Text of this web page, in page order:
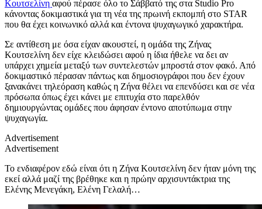
Κουτσελίνη αφού πέρασε όλο το Σάββατό της στα Studio Pro
κάνοντας δοκιμαστικά για τη νέα της πρωινή εκπομπή στο STAR
που θα έχει κοινωνικό αλλά και έντονα ψυχαγωγικό χαρακτήρα.
Σε αντίθεση με όσα είχαν ακουστεί, η ομάδα της Ζήνας
Κουτσελίνη δεν είχε κλειδώσει αφού η ίδια ήθελε να δει αν
υπάρχει χημεία μεταξύ των συντελεστών μπροστά στον φακό. Από
δοκιμαστικό πέρασαν πάντως και δημοσιογράφοι που δεν έχουν
ξανακάνει τηλεόραση καθώς η Ζήνα θέλει να επενδύσει και σε νέα
πρόσωπα όπως έχει κάνει με επιτυχία στο παρελθόν
δημιουργώντας ομάδες που άφησαν έντονο αποτύπωμα στην
ψυχαγωγία.
Advertisement
Advertisement
Το ενδιαφέρον εδώ είναι ότι η Ζήνα Κουτσελίνη δεν ήταν μόνη της
εκεί αλλά μαζί της βρέθηκε και η πρώην αρχισυντάκτρια της
Ελένης Μενεγάκη, Ελένη Γελαλή…